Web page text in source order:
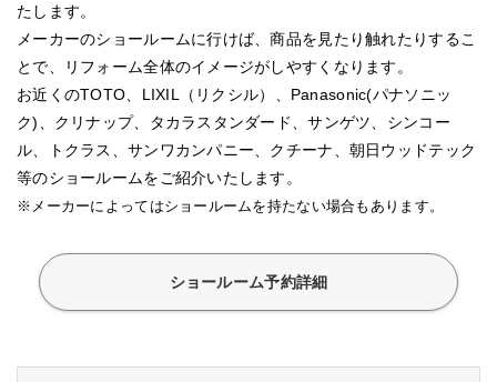
たします。
メーカーのショールームに行けば、商品を見たり触れたりするこ
とで、リフォーム全体のイメージがしやすくなります。
お近くのTOTO、LIXIL（リクシル）、Panasonic(パナソニッ
ク)、クリナップ、タカラスタンダード、サンゲツ、シンコー
ル、トクラス、サンワカンパニー、クチーナ、朝日ウッドテック
等のショールームをご紹介いたします。
※メーカーによってはショールームを持たない場合もあります。
ショールーム予約詳細